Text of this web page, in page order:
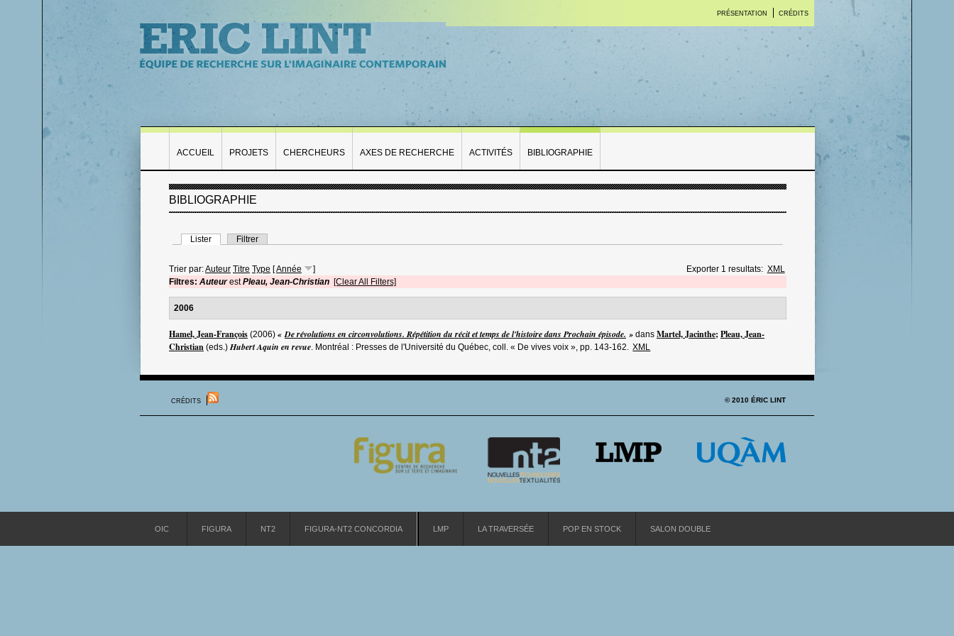
PRÉSENTATION CRÉDITS
ACCUEIL PROJETS CHERCHEURS AXES DE RECHERCHE ACTIVITÉS BIBLIOGRAPHIE
BIBLIOGRAPHIE
Lister Filtrer
Exporter 1 resultats: XML
Trier par:Auteur Titre Type [Année
]
Filtres: AuteurestPleau, Jean-Christian [Clear All Filters]
2006
Hamel, Jean-François (2006) «De révolutions en circonvolutions. Répétition du récit et temps de l'histoire dans Prochain épisode. » dans Martel, Jacinthe;Pleau, Jean-
Christian (eds.)Hubert Aquin en revue. Montréal : Presses de l'Université du Québec, coll. « De vives voix », pp. 143-162. XML
CRÉDITS © 2010 ÉRIC LINT
OIC FIGURA NT2 FIGURA-NT2 CONCORDIA LMP LA TRAVERSÉE POP EN STOCK SALON DOUBLE